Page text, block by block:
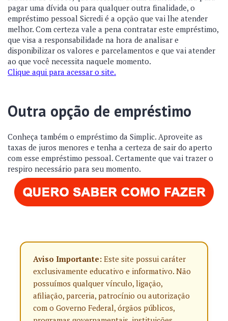
pagar uma dívida ou para qualquer outra finalidade, o
empréstimo pessoal Sicredi é a opção que vai lhe atender
melhor. Com certeza vale a pena contratar este empréstimo,
que visa a responsabilidade na hora de analisar e
disponibilizar os valores e parcelamentos e que vai atender
ao que você necessita naquele momento.
Clique aqui para acessar o site.
Outra opção de empréstimo
Conheça também o empréstimo da Simplic. Aproveite as
taxas de juros menores e tenha a certeza de sair do aperto
com esse empréstimo pessoal. Certamente que vai trazer o
respiro necessário para seu momento.
Aviso Importante: Este site possui caráter
exclusivamente educativo e informativo. Não
possuímos qualquer vínculo, ligação,
afiliação, parceria, patrocínio ou autorização
com o Governo Federal, órgãos públicos,